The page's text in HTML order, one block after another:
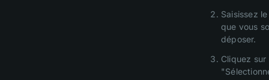
Saisissez
que vous
déposer.
Cliquez